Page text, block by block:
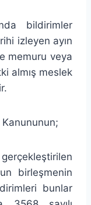
bildirimler
izleyen ayın
memuru veya
almış meslek
Kanununun;
birleşmenin
bunlar